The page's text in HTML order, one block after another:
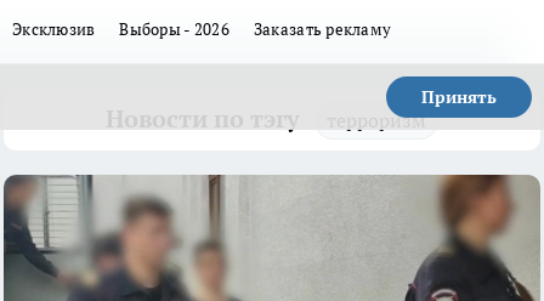
Эксклюзив Выборы - 2026 Заказать рекламу
Принять
терроризм